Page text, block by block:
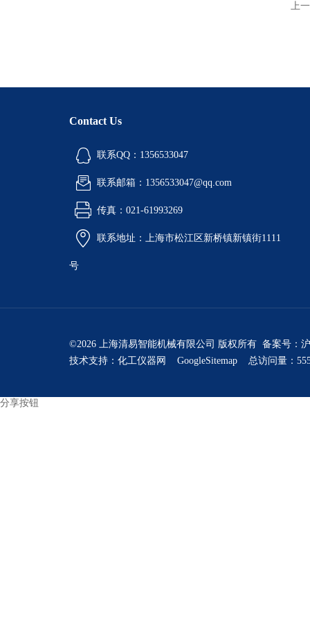
上
Contact Us
联系QQ：1356533047
联系邮箱：1356533047@qq.com
传真：021-61993269
联系地址：上海市松江区新桥镇新镇街1111
号
©2026 上海清易智能机械有限公司 版权所有 备案号：
技术支持： 化工仪器网 GoogleSitemap 总访问量：
分享按钮